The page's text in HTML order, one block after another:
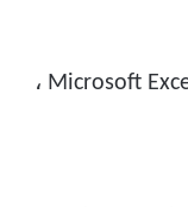
لإدارة ميزة التصحيح التلقائي في Microsoft Excel ،